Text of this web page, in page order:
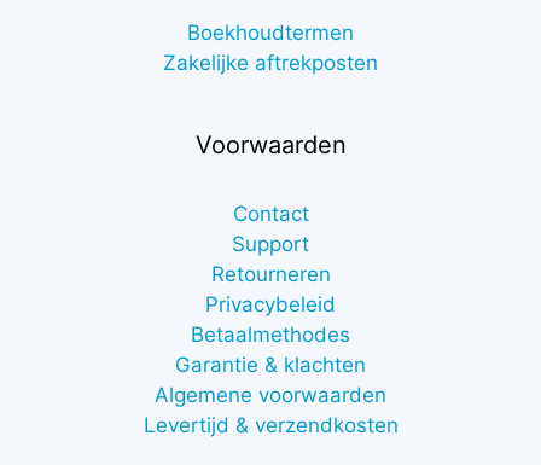
Boekhoudtermen
Zakelijke aftrekposten
Voorwaarden
Contact
Support
Retourneren
Privacybeleid
Betaalmethodes
Garantie & klachten
Algemene voorwaarden
Levertijd & verzendkosten